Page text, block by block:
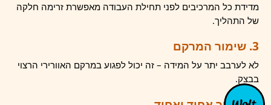
מדידת כל המרכיבים לפני תחילת העבודה מאפשרת זרימה חלקה
של התהליך.
3. שימור המרקם
לא לערבב יתר על המידה – זה יכול לפגוע במרקם האוורירי הרצוי
בבצק.